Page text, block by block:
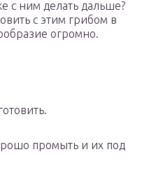
с ним делать дальше?
с этим грибом в
огромно.
промыть и их под